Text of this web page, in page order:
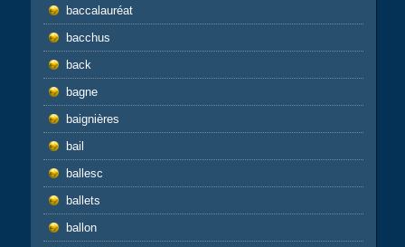
baccalauréat
bacchus
back
bagne
baignières
bail
ballesc
ballets
ballon